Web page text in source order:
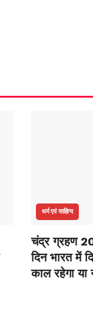
धर्म एवं साहित्य
चंद्र ग्रहण
दिन भारत में
काल रहेगा या